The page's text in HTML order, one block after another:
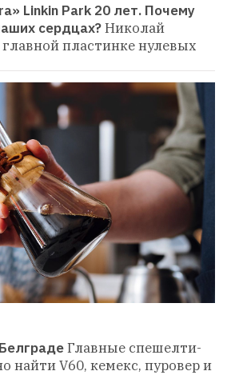
Linkin Park 20 лет. Почему
сердцах?Николай
пластинке нулевых
Главные спешелти-
найти V60, кемекс, пуровер и